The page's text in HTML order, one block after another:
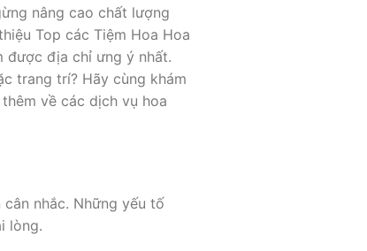
nâng cao chất lượng
Top các Tiệm Hoa Hoa
được địa chỉ ưng ý nhất.
trang trí? Hãy cùng khám
về các dịch vụ hoa
nhắc. Những yếu tố
lòng.